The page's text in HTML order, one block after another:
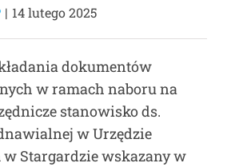
| 14 lutego 2025
dokumentów
w ramach naboru na
stanowisko ds.
w Urzędzie
Stargardzie wskazany w